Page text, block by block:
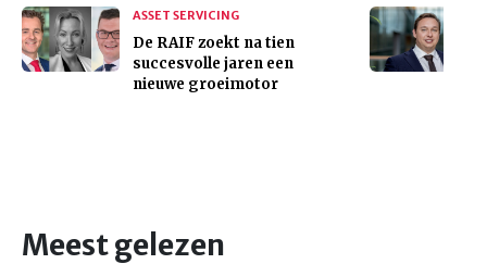
ASSET SERVICING
De RAIF zoekt na tien
succesvolle jaren een
nieuwe groeimotor
Meest gelezen